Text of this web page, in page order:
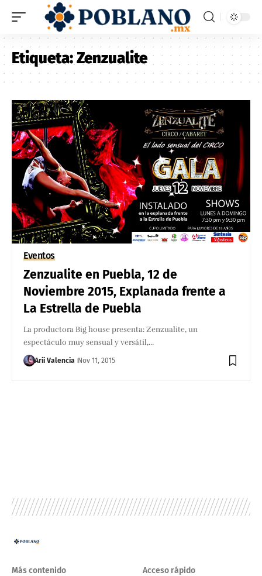
Etiqueta:Zenzualite
Eventos
Zenzualite en Puebla, 12 de
Noviembre 2015, Explanada frente a
La Estrella de Puebla
La productora Big house presenta: Zenzualite, un
espectáculo muy sensual y versátil,…
Arii Valencia Nov 11, 2015
Más contenido Acceso rápido